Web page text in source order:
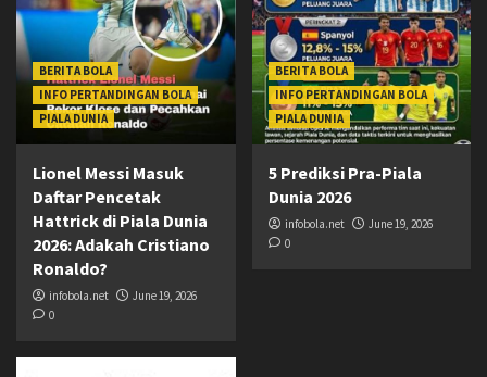
BERITA BOLA
INFO PERTANDINGAN BOLA
PIALA DUNIA
Lionel Messi Masuk
Daftar Pencetak
Hattrick di Piala Dunia
2026: Adakah Cristiano
Ronaldo?
infobola.net
June 19, 2026
0
BERITA BOLA
INFO PERTANDINGAN BOLA
PIALA DUNIA
5 Prediksi Pra-Piala
Dunia 2026
infobola.net
June 19, 2026
0